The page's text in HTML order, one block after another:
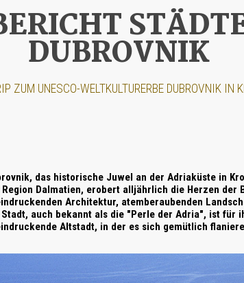
DUBROVNIK
ZUM UNESCO-WELTKULTURERBE DUBROVNIK IN
, das historische Juwel an der Adriaküste in
Dalmatien, erobert alljährlich die Herzen der
Architektur, atemberaubenden
Stadt, auch bekannt als die "Perle der Adria", ist für
Altstadt, in der es sich gemütlich